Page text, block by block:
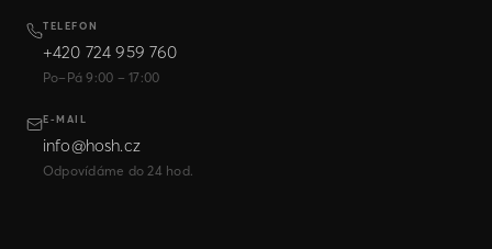
TELEFON
+420 724 959 760
Po–Pá 9:00 – 17:00
E-MAIL
info@hosh.cz
Odpovídáme do 24 hod.